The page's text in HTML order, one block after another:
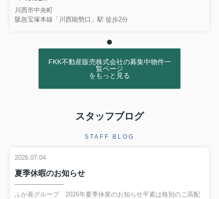
川西市中央町
阪急宝塚本線「川西能勢口」駅 徒歩2分
FKK不動産販売株式会社の募集中物件一
覧ページ
をもっと見る
スタッフブログ
STAFF BLOG
2026.07.04
夏季休暇のお知らせ
ふか喜グループ 2026年夏季休業のお知らせ平素は格別のご高配